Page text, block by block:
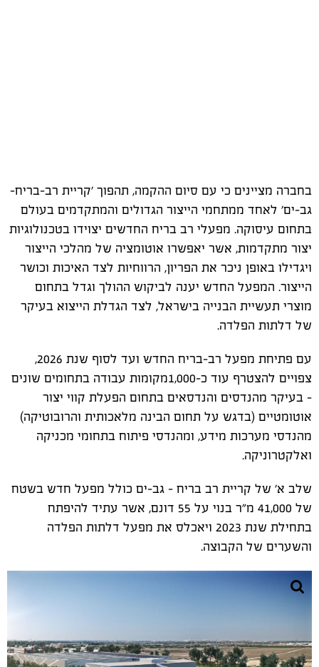
בחברה מציינים כי עם סיום ההקמה, תהפוך 'קריית רב-בריח-
גב-ים' לאחד ממתחמי הייצור הגדולים והמתקדמים בעולם
בתחום עיסוקה. מפעלי רב בריח החדשים יצוידו בטכנולוגיות
יצור מתקדמות, אשר יאפשרו אוטומציה של מהלכי הייצור
ויגדילו באופן ניכר את הפריון, הרווחיות לצד האיכות וכושר
הייצור. המפעל החדש יענה לביקוש ההולך וגדל בתחום
מוצרי תעשיית הבנייה בישראל, לצד הגדלת הייצוא בעיקר
של דלתות הפלדה.
עם פתיחת מפעל רב-בריח החדש ועד לסוף שנת 2026,
צפויים להצטרף עוד כ-1,000מקומות עבודה בתחומים שונים
- בעיקר מהנדסים והנדסאים בתחום הפעלת קווי יצור
אוטומטיים (בדגש על תחום הבינה מלאכותית והרובוטיקה)
מהנדסי מערכות מידע, ומהנדסי פיתוח בתחומי מכניקה
ואלקטרוניקה.
שלב א' של קריית רב בריח - גב-ים כולל מפעל חדש בשטח
של 41,000 מ"ר בנוי על 55 דונם, אשר עתיד להיפתח
בתחילת שנת 2023 ויאכלס את מפעל דלתות הפלדה
והשערים של הקבוצה.